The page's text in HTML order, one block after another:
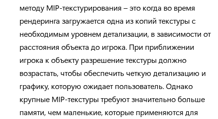
методу MIP-текстурирования – это когда во время
рендеринга загружается одна из копий текстуры с
необходимым уровнем детализации, в зависимости от
расстояния объекта до игрока. При приближении
игрока к объекту разрешение текстуры должно
возрастать, чтобы обеспечить четкую детализацию и
графику, которую ожидает пользователь. Однако
крупные MIP-текстуры требуют значительно больше
памяти, чем маленькие, которые применяются для